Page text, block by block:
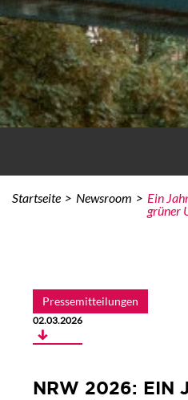
Startseite Newsroom
Ein
grüner
Pressemitteilungen
02.03.2026
NRW 2026: EIN